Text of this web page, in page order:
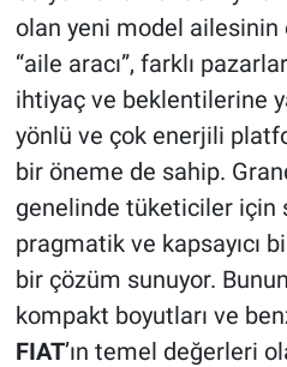
olan yeni model
“aile aracı”, farklı
ihtiyaç ve beklentilerine
yönlü ve çok enerjili
bir öneme de sahip.
genelinde tüketiciler için
pragmatik ve kapsayıcı
bir çözüm sunuyor.
kompakt boyutları ve
FIAT’ın temel değerleri